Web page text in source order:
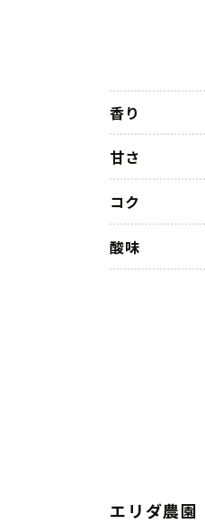
香り
甘さ
コク
酸味
エリダ農